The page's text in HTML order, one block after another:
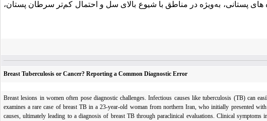
پستانی، به‌ویژه در مناطق با شیوع بالای سل و احتمال کم‌تر سرطان پستان،
Breast Tuberculosis or Cancer? Reporting a Common Diagnostic Error
Breast lesions in women often pose diagnostic challenges. Infectious causes like tuberculosis (TB) can
examines a rare case of breast TB in a 23-year-old woman from northern Iran, who initially presented
causes, ultimately leading to a diagnosis of breast TB through paraclinical evaluations. Clinical symptoms